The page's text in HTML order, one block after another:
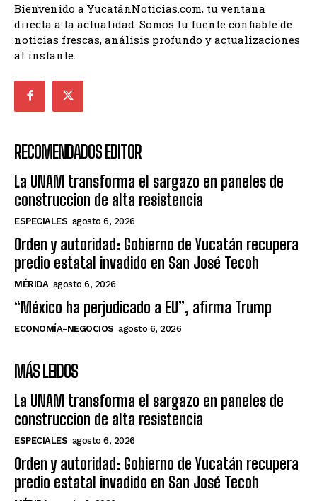
Bienvenido a YucatánNoticias.com, tu ventana
directa a la actualidad. Somos tu fuente confiable de
noticias frescas, análisis profundo y actualizaciones
al instante.
RECOMENDADOS EDITOR
La UNAM transforma el sargazo en paneles de
construccion de alta resistencia
ESPECIALES agosto 6, 2026
Orden y autoridad: Gobierno de Yucatán recupera
predio estatal invadido en San José Tecoh
MÉRIDA agosto 6, 2026
“México ha perjudicado a EU”, afirma Trump
ECONOMÍA-NEGOCIOS agosto 6, 2026
MÁS LEIDOS
La UNAM transforma el sargazo en paneles de
construccion de alta resistencia
ESPECIALES agosto 6, 2026
Orden y autoridad: Gobierno de Yucatán recupera
predio estatal invadido en San José Tecoh